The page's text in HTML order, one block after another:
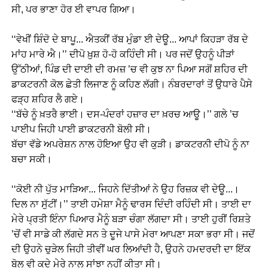
ਸੀ, ਪਰ ਭਾਣਾ ਹੋਰ ਈ ਵਾਪਰ ਗਿਆ।
‘‘ਵੇਖੀਂ ਸ਼ਿੰਦੋ ਦੇ ਬਾਪੂ... ਐਤਕੀਂ ਰੱਬ ਮੁੰਡਾ ਈ ਦੇਊ... ਆਪਾਂ ਕਿਹੜਾ ਰੱਬ ਦੇ
ਮਾਂਹ ਮਾਰੇ ਐ।’’ ਦੀਪੋ ਖ਼ੁਸ਼ ਹੋ-ਹੋ ਕਹਿੰਦੀ ਸੀ। ਪਰ ਜਦੋਂ ਉਹਨੂੰ ਪੀੜਾਂ
ਉੱਠੀਆਂ, ਪਿੰਡ ਦੀ ਦਾਈ ਦੀ ਰਮਜ਼ ’ਚ ਵੀ ਕੁਝ ਨਾ ਪਿਆ ਸਗੋਂ ਸ਼ਹਿਰ ਦੀ
ਡਾਕਟਰਨੀ ਕੋਲ ਛੇਤੀ ਲਿਜਾਣ ਨੂੰ ਕਹਿਣ ਲੱਗੀ। ਨੰਬਰਦਾਰਾਂ ਤੋਂ ਉਧਾਰੇ ਪੈਸੇ
ਫੜ੍ਹ ਸ਼ਹਿਰ ਲੈ ਗਏ।
‘‘ਬੱਚੇ ਨੂੰ ਖ਼ਤਰੈ ਭਾਈ। ਦਸ-ਪੰਦਰਾਂ ਹਜ਼ਾਰ ਦਾ ਖ਼ਰਚ ਆਊ।’’ ਗਲੇ ’ਚ
ਪਾਈਪ ਜਿਹੀ ਪਾਈ ਡਾਕਟਰਨੀ ਬੋਲੀ ਸੀ।
ਬੱਚਾ ਵੱਡੇ ਅਪਰੇਸ਼ਨ ਨਾਲ ਹੋਇਆ ਉਹ ਵੀ ਕੁੜੀ। ਡਾਕਟਰਨੀ ਦੀਪੋ ਨੂੰ ਨਾ
ਬਚਾ ਸਕੀ।
‘‘ਕੋਈ ਨੀ ਪੁੱਤ ਮਾੜਿਆ... ਜਿਹਨੇ ਦਿੱਤੀਆਂ ਨੇ ਉਹ ਰਿਜ਼ਕ ਵੀ ਦੇਊ...।
ਦਿਲ ਨਾ ਸੁੱਟੀਂ।’’ ਤਾਈ ਹਮੇਸ਼ਾ ਮੈਨੂੰ ਢਾਰਸ ਦਿੰਦੀ ਰਹਿੰਦੀ ਸੀ। ਤਾਈ ਦਾ
ਮੇਰੇ ਪ੍ਰਤੀ ਇੰਨਾ ਪਿਆਰ ਮੈਨੂੰ ਬੜਾ ਚੰਗਾ ਲੱਗਦਾ ਸੀ। ਤਾਈ ਹੁਰੀਂ ਰਿਸ਼ਤੇ
’ਚੋਂ ਵੀ ਸਾਡੇ ਕੀ ਲੱਗਦੇ ਸਨ ਤੇ ਦੂਜੇ ਪਾਸੇ ਮੇਰਾ ਆਪਣਾ ਸਕਾ ਭਰਾ ਸੀ। ਜਦੋਂ
ਦੀ ਉਹਨੇ ਚੁੜੇਲ ਜਿਹੀ ਤੀਵੀਂ ਘਰ ਲਿਆਂਦੀ ਹੈ, ਉਹਨੇ ਹਮਦਰਦੀ ਦਾ ਇੱਕ
ਬੋਲ ਵੀ ਕਦੇ ਮੇਰੇ ਨਾਲ ਸਾਂਝਾ ਨਹੀਂ ਕੀਤਾ ਸੀ।